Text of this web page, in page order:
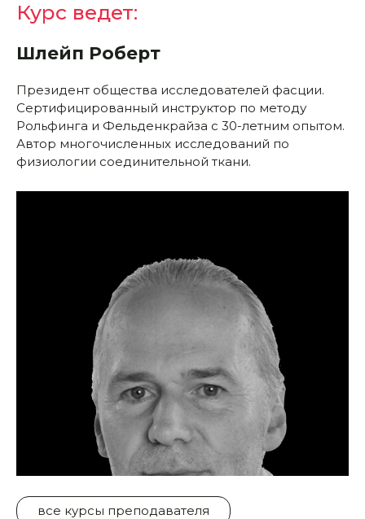
Курс ведет:
Шлейп Роберт
Президент общества исследователей фасции.
Сертифицированный инструктор по методу
Рольфинга и Фельденкрайза с 30-летним опытом.
Автор многочисленных исследований по
физиологии соединительной ткани.
все курсы преподавателя